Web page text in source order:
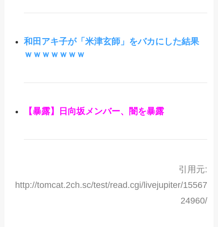
和田アキ子が「米津玄師」をバカにした結果
ｗｗｗｗｗｗｗ
【暴露】日向坂メンバー、闇を暴露
引用元:
http://tomcat.2ch.sc/test/read.cgi/livejupiter/15567
24960/